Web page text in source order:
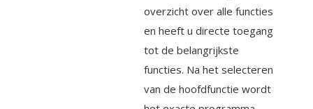
overzicht over alle functies
en heeft u directe toegang
tot de belangrijkste
functies. Na het selecteren
van de hoofdfunctie wordt